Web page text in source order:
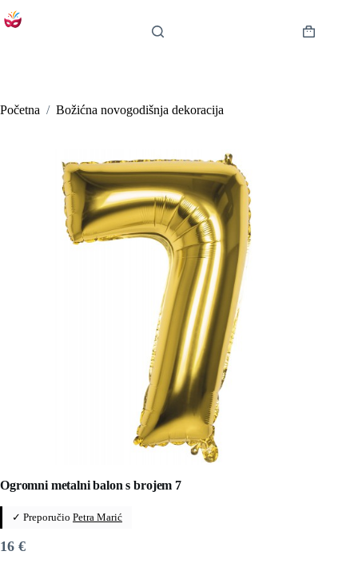
na
Košarica
Početna / Božićna novogodišnja dekoracija
Ogromni metalni balon s brojem 7
✓ Preporučio Petra Marić
16 €